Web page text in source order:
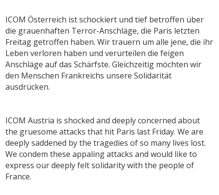
ICOM Österreich ist schockiert und tief betroffen über
die grauenhaften Terror-Anschläge, die Paris letzten
Freitag getroffen haben. Wir trauern um alle jene, die ihr
Leben verloren haben und verurteilen die feigen
Anschläge auf das Schärfste. Gleichzeitig möchten wir
den Menschen Frankreichs unsere Solidarität
ausdrücken.
ICOM Austria is shocked and deeply concerned about
the gruesome attacks that hit Paris last Friday. We are
deeply saddened by the tragedies of so many lives lost.
We condem these appaling attacks and would like to
express our deeply felt solidarity with the people of
France.